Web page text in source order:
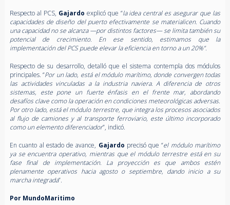
Respecto al PCS, Gajardo explicó que “la idea central es asegurar que las
capacidades de diseño del puerto efectivamente se materialicen. Cuando
una capacidad no se alcanza —por distintos factores— se limita también su
potencial de crecimiento. En ese sentido, estimamos que la
implementación del PCS puede elevar la eficiencia en torno a un 20%”.
Respecto de su desarrollo, detalló que el sistema contempla dos módulos
principales. “Por un lado, está el módulo marítimo, donde convergen todas
las actividades vinculadas a la industria naviera. A diferencia de otros
sistemas, este pone un fuerte énfasis en el frente mar, abordando
desafíos clave como la operación en condiciones meteorológicas adversas.
Por otro lado, está el módulo terrestre, que integra los procesos asociados
al flujo de camiones y al transporte ferroviario, este último incorporado
como un elemento diferenciador”, indicó.
En cuanto al estado de avance, Gajardo precisó que “el módulo marítimo
ya se encuentra operativo, mientras que el módulo terrestre está en su
fase final de implementación. La proyección es que ambos estén
plenamente operativos hacia agosto o septiembre, dando inicio a su
marcha integrada”.
Por MundoMaritimo